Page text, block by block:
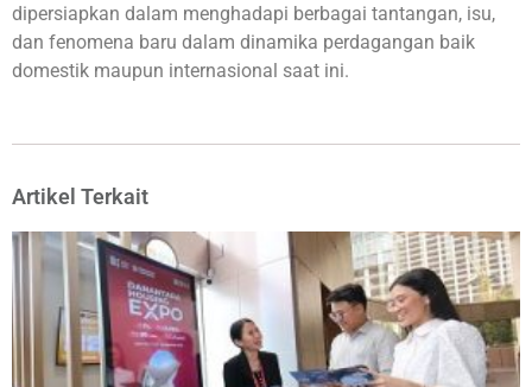
dipersiapkan dalam menghadapi berbagai tantangan, isu,
dan fenomena baru dalam dinamika perdagangan baik
domestik maupun internasional saat ini.
Artikel Terkait